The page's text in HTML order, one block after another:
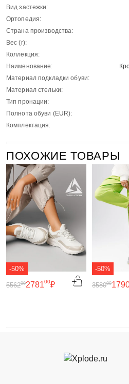
Вид застежки:
Ортопедия:
Страна производства:
Вес (г):
Коллекция:
Наименование:
Материал подкладки обуви:
Материал стельки:
Тип пронации:
Полнота обуви (EUR):
Комплектация:
ПОХОЖИЕ ТОВАРЫ
-50%
278100₽
556200
-50%
358000